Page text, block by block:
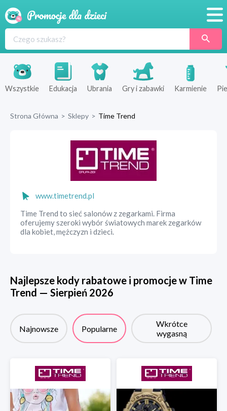
Produkty
Sklepy
Wszystkie Edukacja Ubrania Gry i zabawki Karmienie
Strona Główna > Sklepy > Time Trend
www.timetrend.pl
Time Trend to sieć salonów z zegarkami. Firma
oferujemy szeroki wybór światowych marek zegarków
dla kobiet, mężczyzn i dzieci.
Najlepsze kody rabatowe i promocje w Time
Trend — Sierpień 2026
Najnowsze Popularne
Wkrótce
wygasną